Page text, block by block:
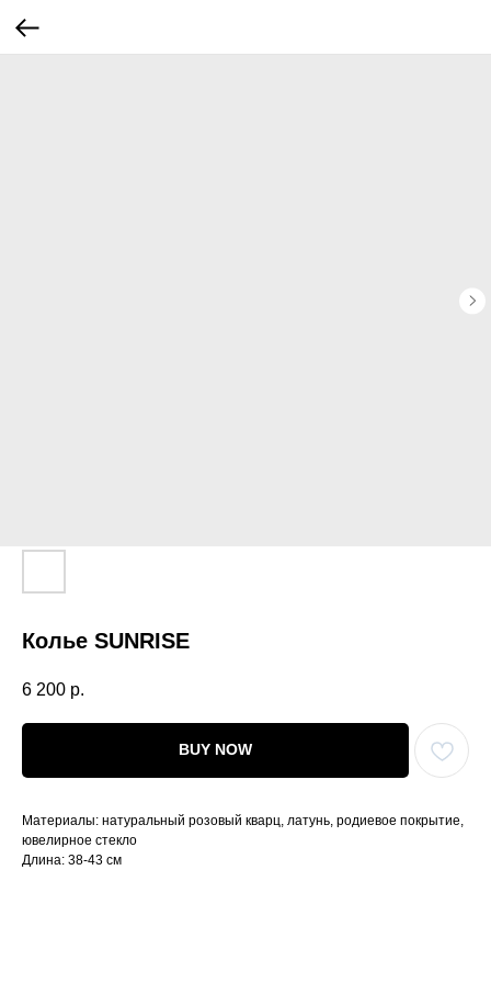
Колье SUNRISE
6 200 р.
BUY NOW
Материалы: натуральный розовый кварц, латунь, родиевое покрытие,
ювелирное стекло
Длина: 38-43 см